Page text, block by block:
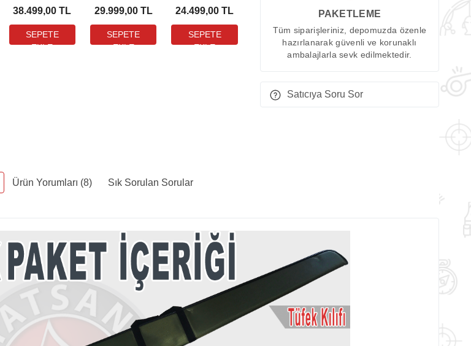
Tüfek (3-9X40
MIL-DOT
Dürbün
38.499,00 TL
Shot Havalı
Tüfek (3-9X40
MIL-DOT
29.999,00 TL
Tüfek (3-9X40
MIL-DOT
Dürbün
24.499,00 TL PAKETLEME
Tüm siparişleriniz, depomuzda özenle
hazırlanarak güvenli ve korunaklı
ambalajlarla sevk edilmektedir.
Satıcıya Soru Sor
Ürün Yorumları (8) Sık Sorulan Sorular